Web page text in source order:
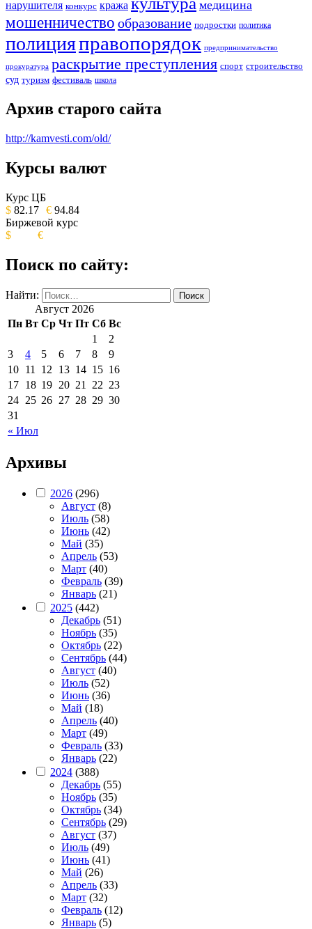
нарушителя конкурс кража медицина
мошенничество образование подростки политика
полицияправопорядок предпринимательство
прокуратура раскрытие преступления спорт строительство
суд туризм фестиваль школа
Архив старого сайта
http://kamvesti.com/old/
ОБЩЕСТВЕННО-ПОЛИТИЧЕСКОЕ
ИЗДАНИЕ КАМЧАТСКОГО КРАЯ.
Курсы валют
Курс ЦБ
$ 82.17 € 94.84
Биржевой курс
$
€
Поиск по сайту:
Найти:
Август 2026
Пн Вт Ср Чт Пт Сб Вс
« Июл
1
2
3
4 5 6 7 8
9
10 11 12 13 14 15 16
17 18 19 20 21 22 23
24 25 26 27 28 29 30
31
Архивы
2026 (296)
Август (8)
Июль (58)
Июнь (42)
Май (35)
Апрель (53)
Март (40)
Февраль (39)
Январь (21)
2025 (442)
Декабрь (51)
Ноябрь (35)
Октябрь (22)
Сентябрь (44)
Август (40)
Июль (52)
Июнь (36)
Май (18)
Апрель (40)
Март (49)
Февраль (33)
Январь (22)
2024 (388)
Декабрь (55)
Ноябрь (35)
Октябрь (34)
Сентябрь (29)
Август (37)
Июль (49)
Июнь (41)
Май (26)
Апрель (33)
Март (32)
Февраль (12)
Январь (5)